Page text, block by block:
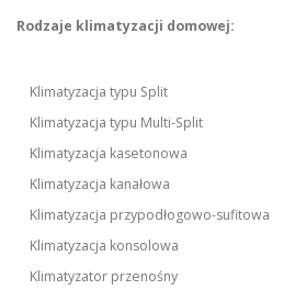
Rodzaje klimatyzacji domowej:
Klimatyzacja typu Split
Klimatyzacja typu Multi-Split
Klimatyzacja kasetonowa
Klimatyzacja kanałowa
Klimatyzacja przypodłogowo-sufitowa
Klimatyzacja konsolowa
Klimatyzator przenośny